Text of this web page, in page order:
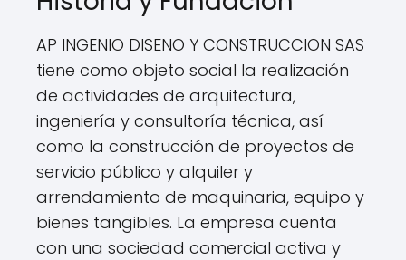
AP INGENIO DISENO Y CONSTRUCCION SAS
tiene como objeto social la realización
de actividades de arquitectura,
ingeniería y consultoría técnica, así
como la construcción de proyectos de
servicio público y alquiler y
arrendamiento de maquinaria, equipo y
bienes tangibles. La empresa cuenta
con una sociedad comercial activa y